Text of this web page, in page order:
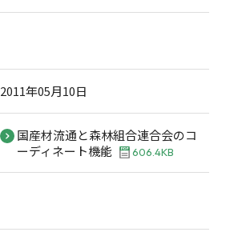
2011年05月10日
国産材流通と森林組合連合会のコ
ーディネート機能
606.4KB